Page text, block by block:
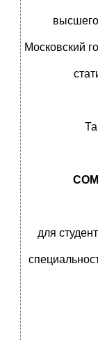
Московский
для